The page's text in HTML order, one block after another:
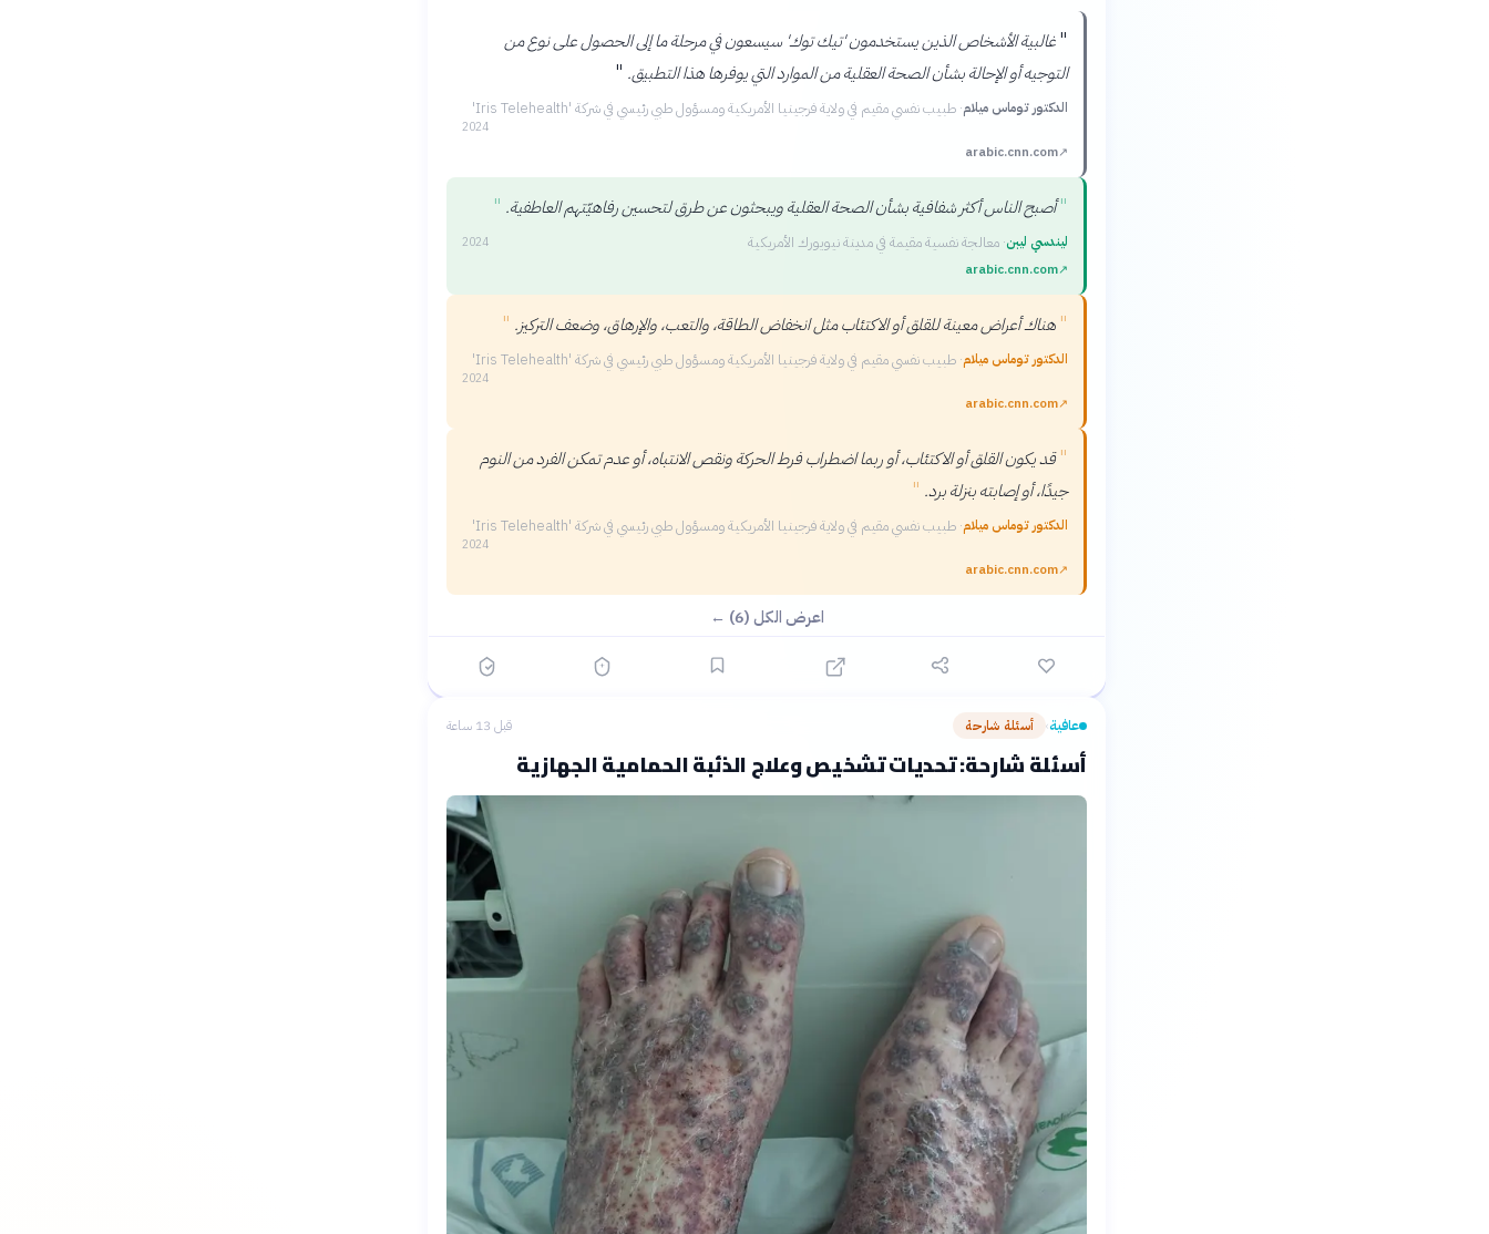
"غالبية الأشخاص الذين يستخدمون 'تيك توك' سيسعون في مرحلة ما إلى الحصول على نوع من
التوجيه أو الإحالة بشأن الصحة العقلية من الموارد التي يوفرها هذا التطبيق. "
الدكتور توماس ميلام· طبيب نفسي مقيم في ولاية فرجينيا الأمريكية ومسؤول طبي رئيسي في شركة 'Iris Telehealth'
2024
↗
arabic.cnn.com
" أصبح الناس أكثر شفافية بشأن الصحة العقلية ويبحثون عن طرق لتحسين رفاهيّتهم العاطفية. "
ليندسي ليبن· معالجة نفسية مقيمة في مدينة نيويورك الأمريكية 2024
↗
arabic.cnn.com
" هناك أعراض معينة للقلق أو الاكتئاب مثل انخفاض الطاقة، والتعب، والإرهاق، وضعف التركيز. "
الدكتور توماس ميلام· طبيب نفسي مقيم في ولاية فرجينيا الأمريكية ومسؤول طبي رئيسي في شركة 'Iris Telehealth'
2024
↗
arabic.cnn.com
" قد يكون القلق أو الاكتئاب، أو ربما اضطراب فرط الحركة ونقص الانتباه، أو عدم تمكن الفرد من النوم
جيدًا، أو إصابته بنزلة برد. "
الدكتور توماس ميلام· طبيب نفسي مقيم في ولاية فرجينيا الأمريكية ومسؤول طبي رئيسي في شركة 'Iris Telehealth'
2024
↗
arabic.cnn.com
اعرض الكل (6) ←
عافية› أسئلة شارحة قبل 13 ساعة
أسئلة شارحة: تحديات تشخيص وعلاج الذئبة الحمامية الجهازية